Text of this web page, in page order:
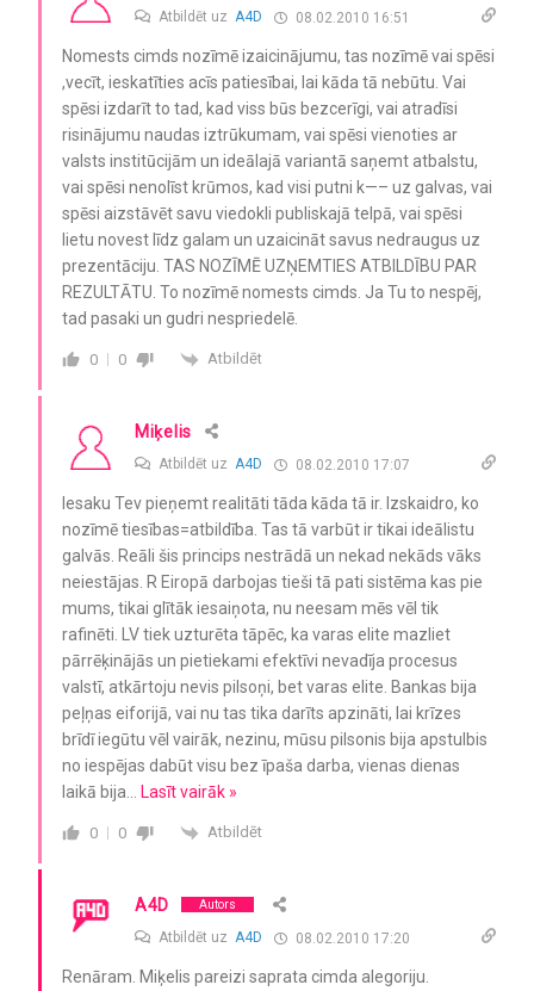
Atbildēt uz A4D 08.02.2010 16:51
Nomests cimds nozīmē izaicinājumu, tas nozīmē vai spēsi
,vecīt, ieskatīties acīs patiesībai, lai kāda tā nebūtu. Vai
spēsi izdarīt to tad, kad viss būs bezcerīgi, vai atradīsi
risinājumu naudas iztrūkumam, vai spēsi vienoties ar
valsts institūcijām un ideālajā variantā saņemt atbalstu,
vai spēsi nenolīst krūmos, kad visi putni k—– uz galvas, vai
spēsi aizstāvēt savu viedokli publiskajā telpā, vai spēsi
lietu novest līdz galam un uzaicināt savus nedraugus uz
prezentāciju. TAS NOZĪMĒ UZŅEMTIES ATBILDĪBU PAR
REZULTĀTU. To nozīmē nomests cimds. Ja Tu to nespēj,
tad pasaki un gudri nespriedelē.
0 0 Atbildēt
Miķelis
Atbildēt uz A4D 08.02.2010 17:07
Iesaku Tev pieņemt realitāti tāda kāda tā ir. Izskaidro, ko
nozīmē tiesības=atbildība. Tas tā varbūt ir tikai ideālistu
galvās. Reāli šis princips nestrādā un nekad nekāds vāks
neiestājas. R Eiropā darbojas tieši tā pati sistēma kas pie
mums, tikai glītāk iesaiņota, nu neesam mēs vēl tik
rafinēti. LV tiek uzturēta tāpēc, ka varas elite mazliet
pārrēķinājās un pietiekami efektīvi nevadīja procesus
valstī, atkārtoju nevis pilsoņi, bet varas elite. Bankas bija
peļņas eiforijā, vai nu tas tika darīts apzināti, lai krīzes
brīdī iegūtu vēl vairāk, nezinu, mūsu pilsonis bija apstulbis
no iespējas dabūt visu bez īpaša darba, vienas dienas
laikā bija
Lasīt vairāk »
0 0 Atbildēt
A4D Autors
Atbildēt uz A4D 08.02.2010 17:20
Renāram. Miķelis pareizi saprata cimda alegoriju.